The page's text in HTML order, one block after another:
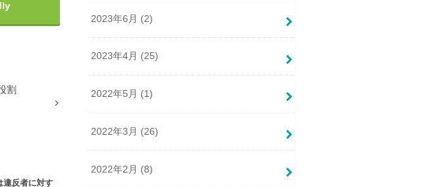
割
違反者に対す
2023年6月 (2)
2023年4月 (25)
2022年5月 (1)
2022年3月 (26)
2022年2月 (8)